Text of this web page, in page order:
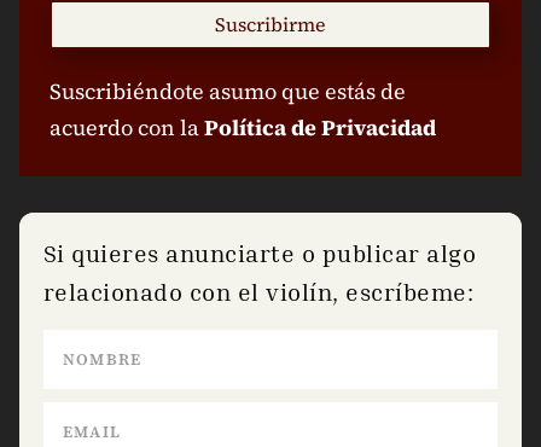
Suscribirme
Suscribiéndote asumo que estás de
acuerdo con laPolítica de Privacidad
Si quieres anunciarte o publicar algo
relacionado con el violín, escríbeme: